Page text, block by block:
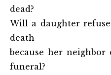
dead?
Will a daughter
death
because her
funeral?